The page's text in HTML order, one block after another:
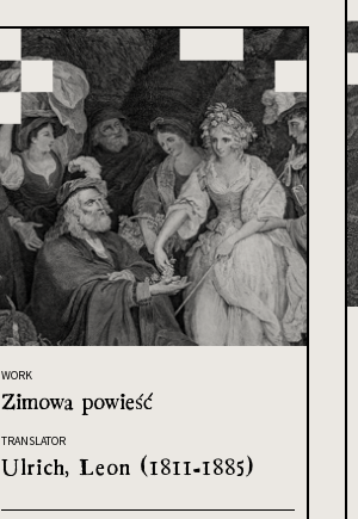
WORK
Zimowa powieść
TRANSLATOR
Ulrich, Leon (1811-1885)